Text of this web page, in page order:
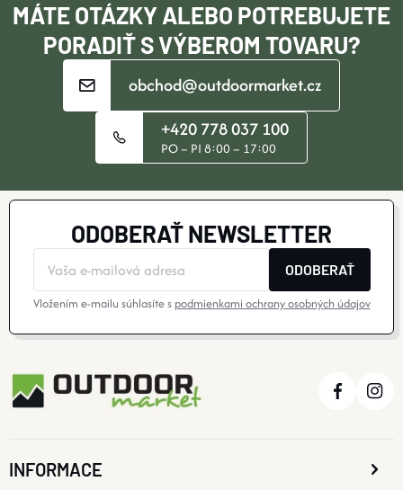
MÁTE OTÁZKY ALEBO POTREBUJETE
PORADIŤ S VÝBEROM TOVARU?
obchod@outdoormarket.cz
+420 778 037 100
PO – PI 8:00 – 17:00
ODOBERAŤ NEWSLETTER
ODOBERAŤ
Vložením e-mailu súhlasíte s podmienkami ochrany osobných údajov
INFORMACE